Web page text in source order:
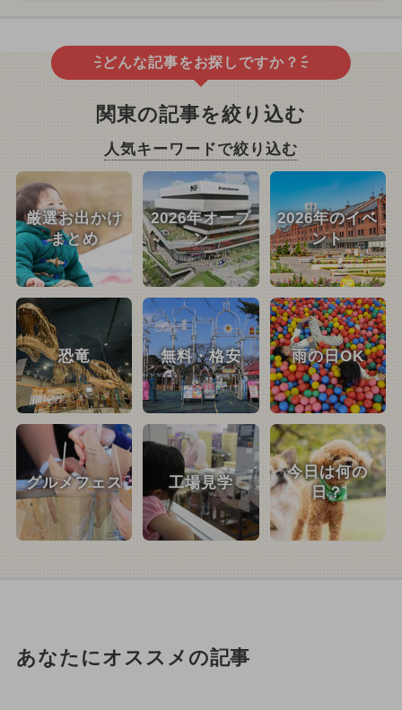
どんな記事をお探しですか？
関東の記事を絞り込む
人気キーワードで絞り込む
厳選お出かけ
まとめ
2026年オープ
ン
2026年のイベ
ント
恐竜 無料・格安 雨の日OK
グルメフェス 工場見学
今日は何の
日？
あなたにオススメの記事